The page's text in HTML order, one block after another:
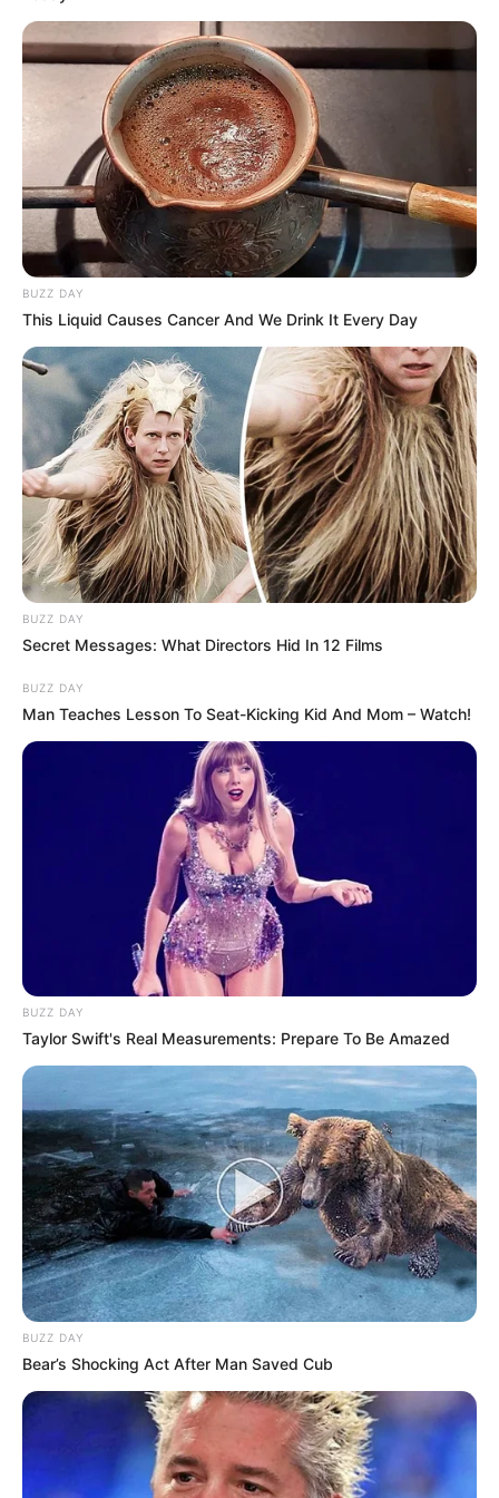
PRONOSTIC QUINTÉ de la meilleure presse
PMU PLAY
Retrouvez tous les jours lespronostics de la presse sur
cette page
BUZZ DAY
This Liquid Causes Cancer And We Drink It Every Day
BUZZ DAY
Secret Messages: What Directors Hid In 12 Films
BUZZ DAY
Man Teaches Lesson To Seat-Kicking Kid And Mom – Watch!
BUZZ DAY
Taylor Swift's Real Measurements: Prepare To Be Amazed
BUZZ DAY
Bear’s Shocking Act After Man Saved Cub